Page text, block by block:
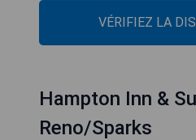
VÉRIFIEZ LA
Hampton Inn &
Reno/Sparks